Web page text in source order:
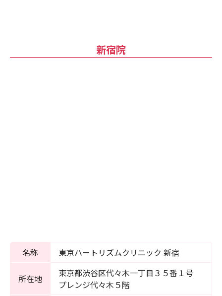
新宿院
名称 東京ハートリズムクリニック 新宿
所在地
東京都渋谷区代々木一丁目３５番１号
プレンジ代々木５階